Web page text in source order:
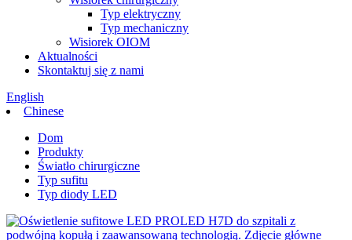
Typ elektryczny
Typ mechaniczny
Wisiorek OIOM
Aktualności
Skontaktuj się z nami
English
Chinese
Dom
Produkty
Światło chirurgiczne
Typ sufitu
Typ diody LED